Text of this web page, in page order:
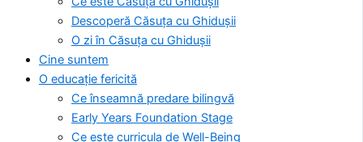
Descoperă Căsuța cu Ghidușii
O zi în Căsuța cu Ghidușii
Cine suntem
O educație fericită
Ce înseamnă predare bilingvă
Early Years Foundation Stage
Ce este curricula de Well-Being